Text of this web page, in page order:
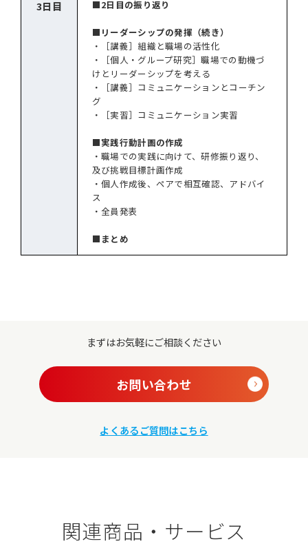
3日目 ■2日目の振り返り
■リーダーシップの発揮（続き）
・［講義］組織と職場の活性化
・［個人・グループ研究］職場での動機づ
けとリーダーシップを考える
・［講義］コミュニケーションとコーチン
グ
・［実習］コミュニケーション実習
■実践行動計画の作成
・職場での実践に向けて、研修振り返り、
及び挑戦目標計画作成
・個人作成後、ペアで相互確認、アドバイ
ス
・全員発表
■まとめ
まずはお気軽にご相談ください
お問い合わせ
よくあるご質問はこちら
関連商品・サービス